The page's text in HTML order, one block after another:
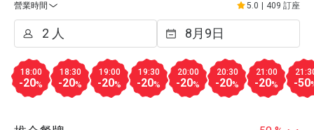
營業時間
5.0 409 訂座
18:00
-20%
18:30
-20%
19:00
-20%
19:30
-20%
20:00
-20%
20:30
-20%
21:00
-20% -50